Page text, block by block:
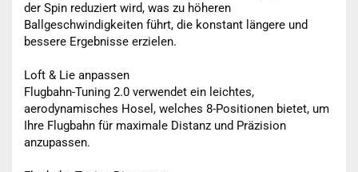
der Spin reduziert wird, was zu höheren
Ballgeschwindigkeiten führt, die konstant längere und
bessere Ergebnisse erzielen.
Loft & Lie anpassen
Flugbahn-Tuning 2.0 verwendet ein leichtes,
aerodynamisches Hosel, welches 8-Positionen bietet, um
Ihre Flugbahn für maximale Distanz und Präzision
anzupassen.